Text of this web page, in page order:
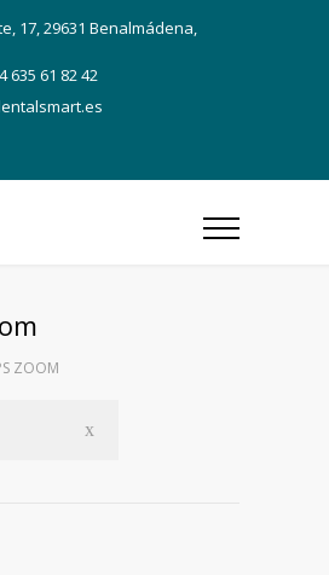
17, 29631 Benalmádena,
635 61 82 42
ZOOM